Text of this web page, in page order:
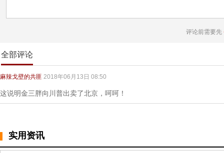
评论前需要先
全部评论
麻辣戈壁的共匪 2018年06月13日 08:50
这说明金三胖向川普出卖了北京，呵呵！
实用资讯